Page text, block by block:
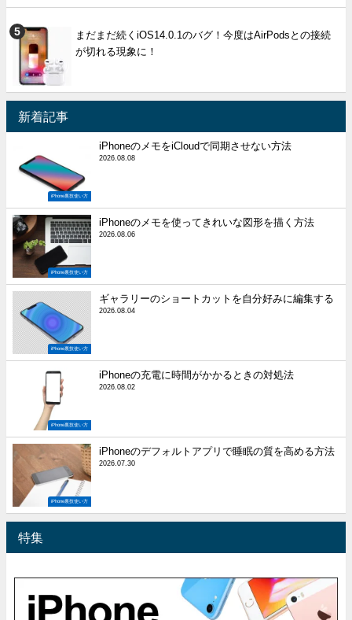
まだまだ続くiOS14.0.1のバグ！今度はAirPodsとの接続
が切れる現象に！
新着記事
iPhone裏技使い方
iPhoneのメモをiCloudで同期させない方法
2026.08.08
iPhone裏技使い方
iPhoneのメモを使ってきれいな図形を描く方法
2026.08.06
iPhone裏技使い方
ギャラリーのショートカットを自分好みに編集する
2026.08.04
iPhone裏技使い方
iPhoneの充電に時間がかかるときの対処法
2026.08.02
iPhone裏技使い方
iPhoneのデフォルトアプリで睡眠の質を高める方法
2026.07.30
特集